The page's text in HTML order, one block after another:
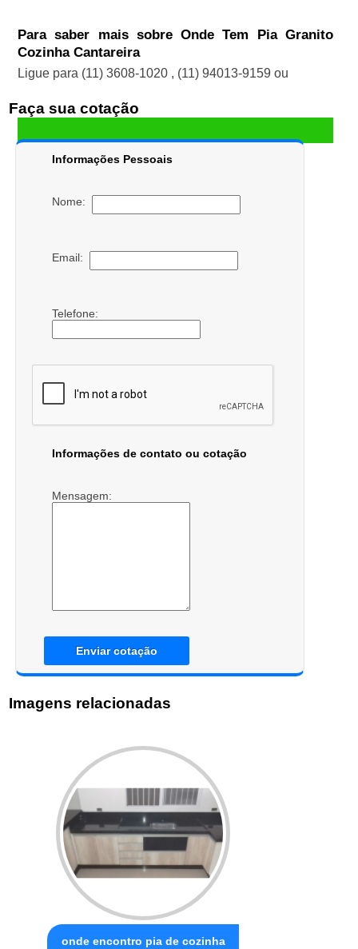
Para saber mais sobre Onde Tem Pia Granito
Cozinha Cantareira
Ligue para (11) 3608-1020 , (11) 94013-9159 ou
Faça sua cotação
Informações Pessoais
Nome:
Email:
Telefone:
Informações de contato ou cotação
Mensagem:
Enviar cotação
Imagens relacionadas
onde encontro pia de cozinha